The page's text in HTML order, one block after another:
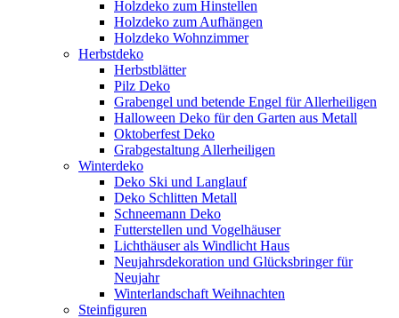
Holzdeko zum Hinstellen
Holzdeko zum Aufhängen
Holzdeko Wohnzimmer
Herbstdeko
Herbstblätter
Pilz Deko
Grabengel und betende Engel für Allerheiligen
Halloween Deko für den Garten aus Metall
Oktoberfest Deko
Grabgestaltung Allerheiligen
Winterdeko
Deko Ski und Langlauf
Deko Schlitten Metall
Schneemann Deko
Futterstellen und Vogelhäuser
Lichthäuser als Windlicht Haus
Neujahrsdekoration und Glücksbringer für
Neujahr
Winterlandschaft Weihnachten
Steinfiguren